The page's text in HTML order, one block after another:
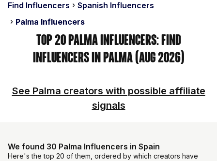
Find Influencers
Spanish Influencers
Palma Influencers
Top 20 Palma Influencers: Find
Influencers in Palma (Aug 2026)
See Palma creators with possible affiliate
signals
We found 30 Palma Influencers in Spain
Here's the top 20 of them, ordered by which creators have